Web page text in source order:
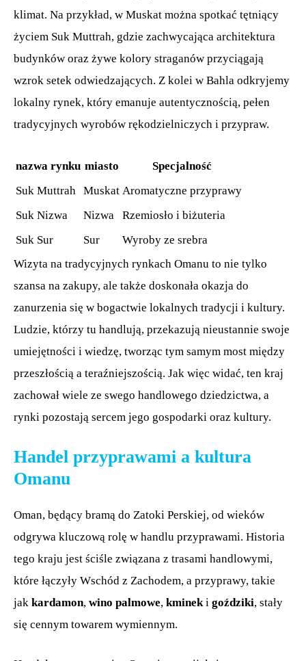
klimat. Na przykład, w Muskat można spotkać tętniący
życiem Suk Muttrah, gdzie zachwycająca architektura
budynków oraz żywe kolory straganów przyciągają
wzrok setek odwiedzających. Z kolei w Bahla odkryjemy
lokalny rynek, który emanuje autentycznością, pełen
tradycyjnych wyrobów rękodzielniczych i przypraw.
nazwa rynku miasto
Specjalność
Suk Muttrah Muskat Aromatyczne przyprawy
Suk Nizwa
Nizwa
Rzemiosło i biżuteria
Suk Sur
Sur
Wyroby ze srebra
Wizyta na tradycyjnych rynkach Omanu to nie tylko
szansa na zakupy, ale także doskonała okazja do
zanurzenia się w bogactwie lokalnych tradycji i kultury.
Ludzie, którzy tu handlują, przekazują nieustannie swoje
umiejętności i wiedzę, tworząc tym samym most między
przeszłością a teraźniejszością. Jak więc widać, ten kraj
zachował wiele ze swego handlowego dziedzictwa, a
rynki pozostają sercem jego gospodarki oraz kultury.
Handel przyprawami a kultura
Omanu
Oman, będący bramą do Zatoki Perskiej, od wieków
odgrywa kluczową rolę w handlu przyprawami. Historia
tego kraju jest ściśle związana z trasami handlowymi,
które łączyły Wschód z Zachodem, a przyprawy, takie
jak kardamon, wino palmowe, kmineki goździki, stały
się cennym towarem wymiennym.